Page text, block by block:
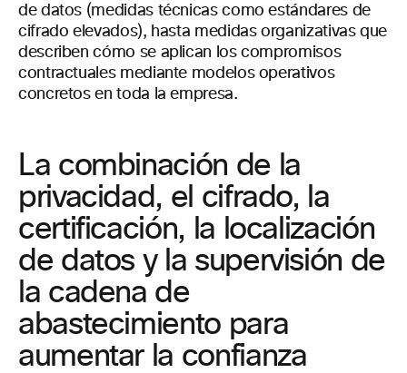
de datos (medidas técnicas como estándares de
cifrado elevados), hasta medidas organizativas que
describen cómo se aplican los compromisos
contractuales mediante modelos operativos
concretos en toda la empresa.
La combinación de la
privacidad, el cifrado, la
certificación, la localización
de datos y la supervisión de
la cadena de
abastecimiento para
aumentar la confianza